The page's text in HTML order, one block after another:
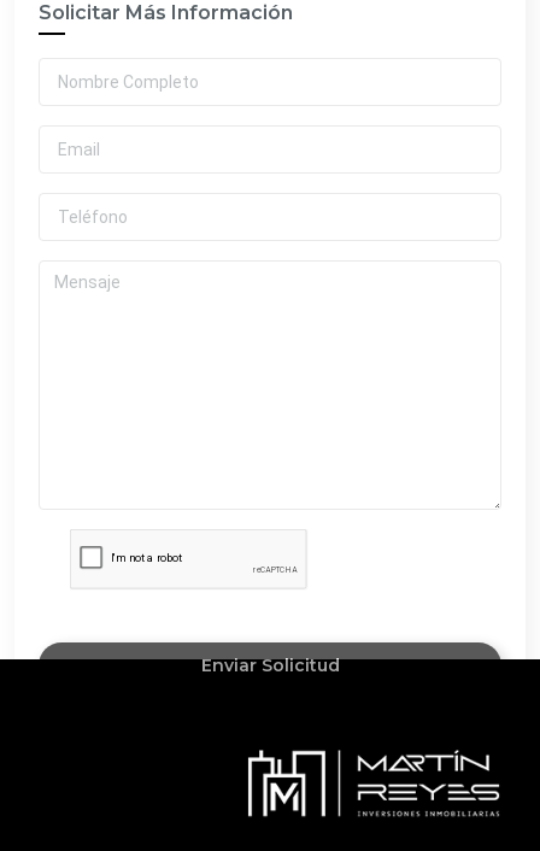
Solicitar Más Información
Enviar Solicitud